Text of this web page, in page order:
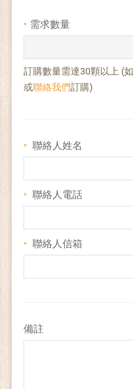
* 需求數量
訂購數量需達30顆以上 (
或聯絡我們訂購)
* 聯絡人姓名
* 聯絡人電話
* 聯絡人信箱
備註